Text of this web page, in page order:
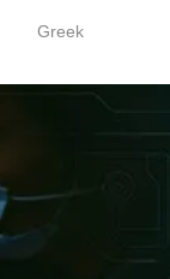
Greek